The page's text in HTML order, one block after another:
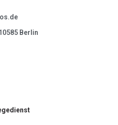
Berlin